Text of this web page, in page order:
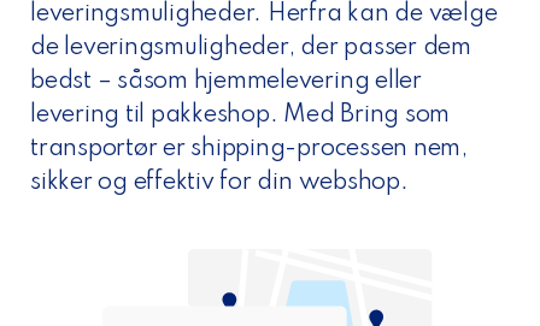
leveringsmuligheder. Herfra kan de vælge
de leveringsmuligheder, der passer dem
bedst – såsom hjemmelevering eller
levering til pakkeshop. Med Bring som
transportør er shipping-processen nem,
sikker og effektiv for din webshop.